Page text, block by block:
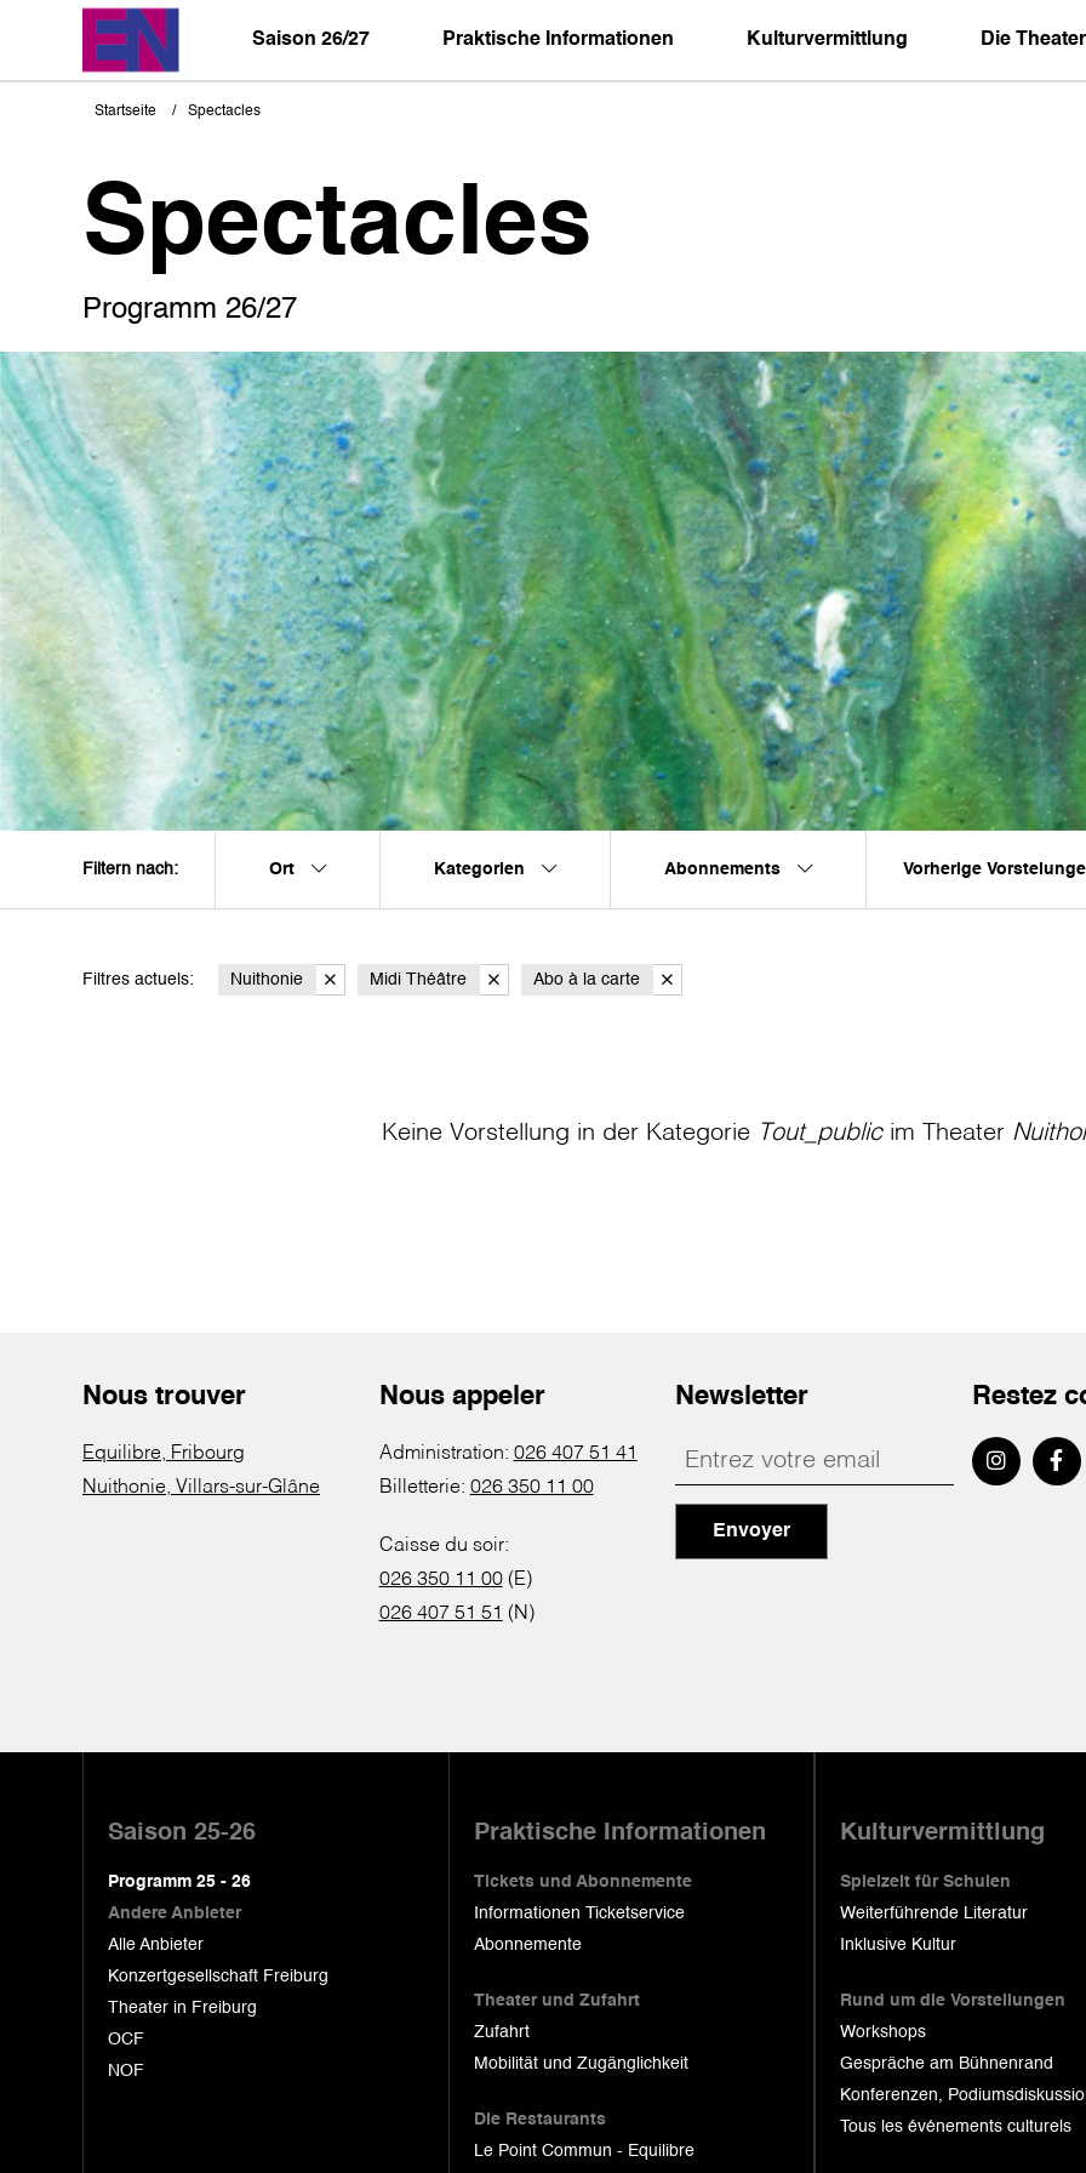
Saison 26/27 Praktische Informationen Kulturvermittlung Die Theater
Pfadnavigation
Startseite Spectacles
Spectacles
Programm 26/27
Filtern nach: Ort Kategorien Abonnements Vorherige
Filtres actuels: Nuithonie Midi Théâtre Abo à la carte
Keine Vorstellung in der Kategorie Tout_publicim Theater
Nous trouver
Equilibre, Fribourg
Nuithonie, Villars-sur-Glâne
Nous appeler
Administration: 026 407 51 41
Billetterie: 026 350 11 00
Caisse du soir:
026 350 11 00(E)
026 407 51 51 (N)
Newsletter
Envoyer
Restez
Saison 25-26
Programm 25 - 26
Andere Anbieter
Alle Anbieter
Konzertgesellschaft Freiburg
Theater in Freiburg
OCF
NOF
Praktische Informationen
Tickets und Abonnemente
Informationen Ticketservice
Abonnemente
Theater und Zufahrt
Zufahrt
Mobilität und Zugänglichkeit
Die Restaurants
Le Point Commun - Equilibre
Kulturvermittlung
Spielzeit für Schulen
Weiterführende Literatur
Inklusive Kultur
Rund um die Vorstellungen
Workshops
Gespräche am Bühnenrand
Konferenzen,
Tous les événements culturels